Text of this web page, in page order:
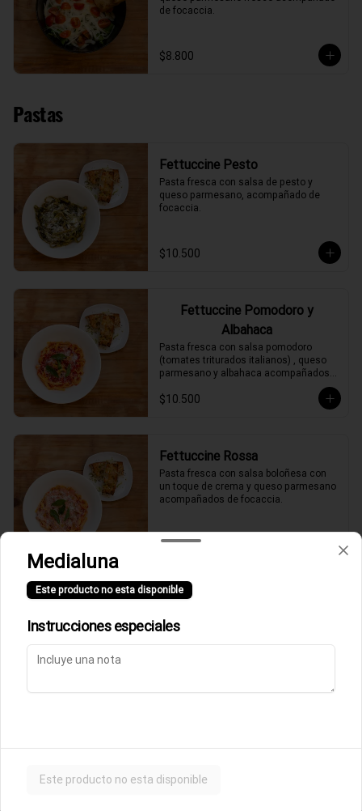
de focaccia.
$8.800
Pastas
Fettuccine Pesto
Pasta fresca con salsa de pesto y
queso parmesano, acompañado de
focaccia.
$10.500
Fettuccine Pomodoro y
Albahaca
Pasta fresca con salsa pomodoro
(tomates triturados italianos) , queso
parmesano y albahaca acompañados
$10.500
Fettuccine Rossa
Pasta fresca con salsa boloñesa con
un toque de crema y queso parmesano
acompañados de focaccia.
$10.500
Parmigiana de Berenjena
Lasagna de berenjenas con salsa
rossa (tomates italianos triturados y un
toque de crema) y queso parmesano.
$9.500
Ñoquis a la Rossa
queso parmesano acompañados de
Medialuna
Este producto no esta disponible
Instrucciones especiales
Este producto no esta disponible